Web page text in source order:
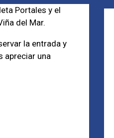
Portales y el
del Mar.
la entrada y
apreciar una